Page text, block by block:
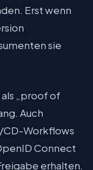
Erst wenn
sie
„proof of
Auch
CD-Workflows
Connect
erhalten.